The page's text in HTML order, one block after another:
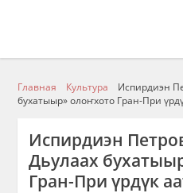
Главная Культура
Испирдиэн
бухатыыр» олоҥхото Гран-При
Испирдиэн
Дьулаах
Гран-При үрдүк